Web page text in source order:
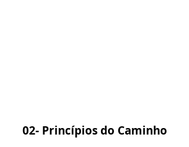
02- Princípios do Caminho